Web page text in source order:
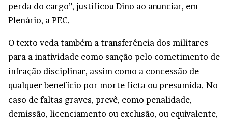
perda do cargo”, justificou Dino ao anunciar, em
Plenário, a PEC.
O texto veda também a transferência dos militares
para a inatividade como sanção pelo cometimento de
infração disciplinar, assim como a concessão de
qualquer benefício por morte ficta ou presumida. No
caso de faltas graves, prevê, como penalidade,
demissão, licenciamento ou exclusão, ou equivalente,